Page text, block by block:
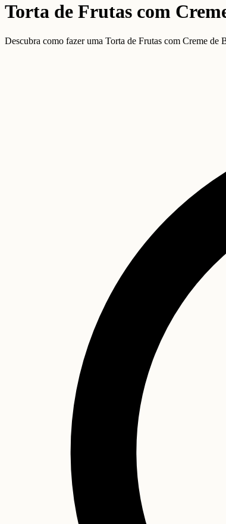
Torta de Frutas com
Descubra como fazer uma Torta de Frutas com Creme de